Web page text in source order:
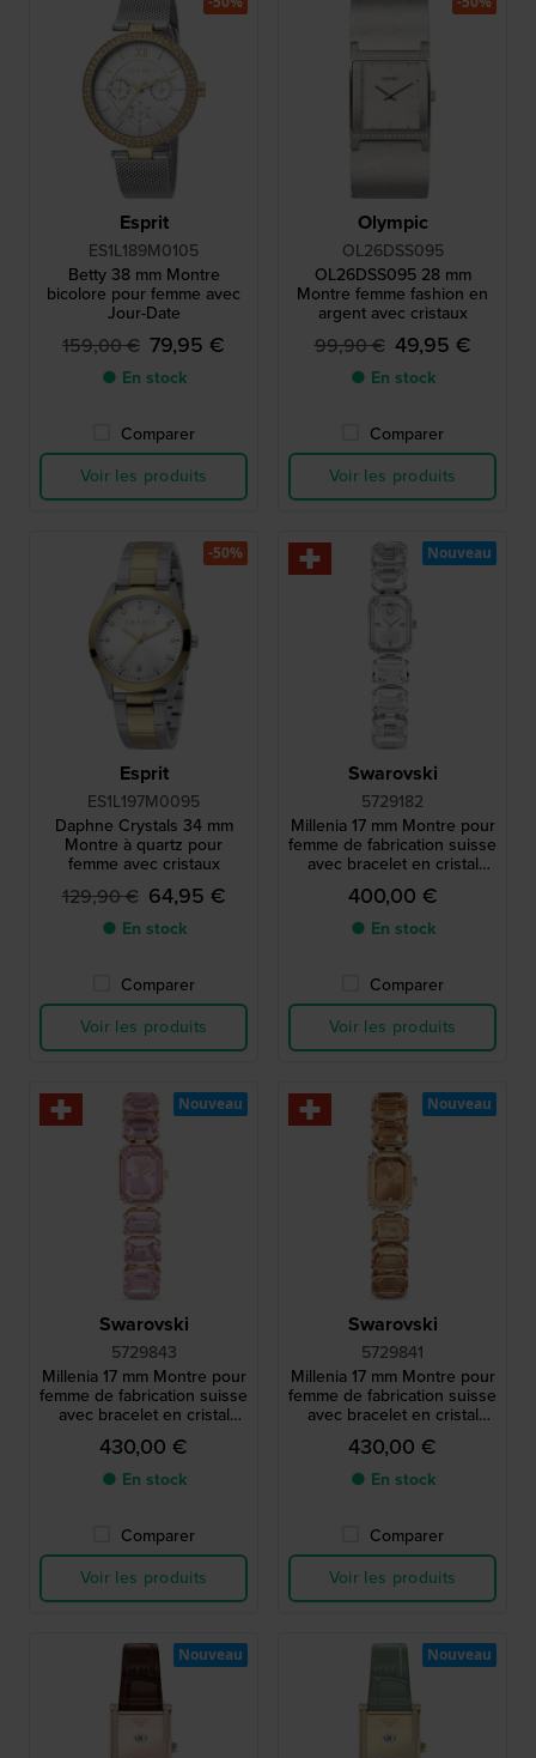
Esprit
ES1L189M0105
Betty 38 mm Montre
bicolore pour femme avec
Jour-Date
159,00 € 79,95 €
● En stock
Comparer
Voir les produits
Olympic
OL26DSS095
OL26DSS095 28 mm
Montre femme fashion en
argent avec cristaux
99,90 € 49,95 €
● En stock
Comparer
Voir les produits
Esprit
ES1L197M0095
Daphne Crystals 34 mm
Montre à quartz pour
femme avec cristaux
129,90 € 64,95 €
● En stock
Comparer
Voir les produits
-50%
Swarovski
5729182
Millenia 17 mm Montre pour
femme de fabrication suisse
avec bracelet en cristal
octogonal
400,00 €
● En stock
Comparer
Voir les produits
Nouveau
Swarovski
5729843
Millenia 17 mm Montre pour
femme de fabrication suisse
avec bracelet en cristal
octogonal
430,00 €
● En stock
Comparer
Voir les produits
Nouveau
Swarovski
5729841
Millenia 17 mm Montre pour
femme de fabrication suisse
avec bracelet en cristal
octogonal
430,00 €
● En stock
Comparer
Voir les produits
Nouveau
Nouveau Nouveau